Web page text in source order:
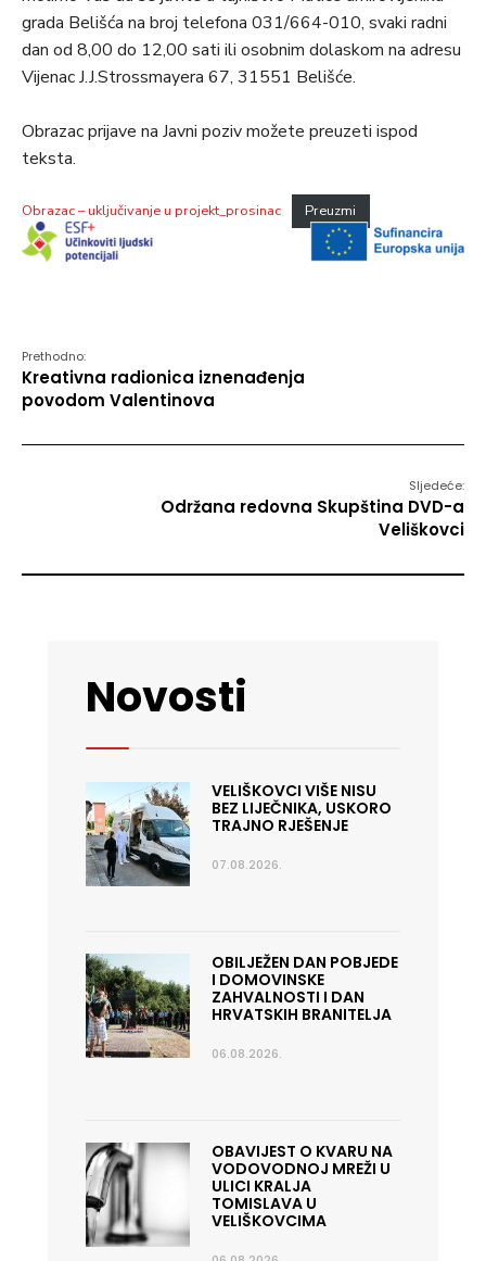
grada Belišća na broj telefona 031/664-010, svaki radni
dan od 8,00 do 12,00 sati ili osobnim dolaskom na adresu
Vijenac J.J.Strossmayera 67, 31551 Belišće.
Obrazac prijave na Javni poziv možete preuzeti ispod
teksta.
Obrazac – uključivanje u projekt_prosinac Preuzmi
Prethodno:
Kreativna radionica iznenađenja
povodom Valentinova
Sljedeće:
Održana redovna Skupština DVD-a
Veliškovci
Novosti
VELIŠKOVCI VIŠE NISU
BEZ LIJEČNIKA, USKORO
TRAJNO RJEŠENJE
07.08.2026.
OBILJEŽEN DAN POBJEDE
I DOMOVINSKE
ZAHVALNOSTI I DAN
HRVATSKIH BRANITELJA
06.08.2026.
OBAVIJEST O KVARU NA
VODOVODNOJ MREŽI U
ULICI KRALJA
TOMISLAVA U
VELIŠKOVCIMA